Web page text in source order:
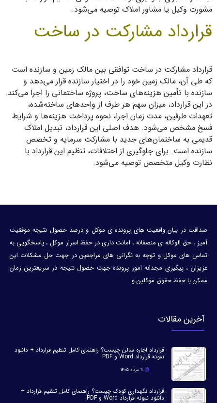
مشورت وکیل یا مشاور املاک توصیه می‌شود.
قرارداد مشارکت در ساخت
قرارداد مشارکت در ساخت توافقی بین مالک زمین و سازنده است
که طی آن، مالک زمین خود را در اختیار سازنده قرار می‌دهد و
سازنده با تأمین هزینه‌های ساخت، پروژه ساختمانی را اجرا می‌کند.
در این قرارداد، میزان سهم هر طرف از واحدهای ساخته‌شده،
تعهدات طرفین، مدت زمان اجرا، نحوه پرداخت هزینه‌ها و شرایط
فسخ مشخص می‌شود. هدف اصلی این قرارداد، تبدیل املاک
قدیمی به ساختمان‌های جدید با مشارکت سرمایه و تخصص
سازنده است. برای جلوگیری از اختلافات، تنظیم این قرارداد با
نظارت وکیل متخصص توصیه می‌شود.
صداقت در بیان واقعیت های پرونده ی موکل و درصد حصول نتیجه موفقیت
آمیز ، حق الوکاله ی منصفانه ، امانت داری در حفظ اسرار موکل ، پاسخگویی به
تماس های موکل و توجه به نگرانی های مراجعین در جهت حل مشکلات این
عزیزان ، پیگیری مجدانه امور پرونده جهت حصول نتیجه در سریعترین زمان
ممکن با حفظ حقوق موکلین و…
آخرین مقالات
قرارداد اجاره سالن چیست؟ راهنمای کامل تنظیم قرارداد + دانلود
نمونه قرارداد Word و PDF
11 مرداد 1405
قرارداد نگهداری کودک چیست؟ راهنمای کامل تنظیم قرارداد +
دانلود نمونه قرارداد Word و PDF